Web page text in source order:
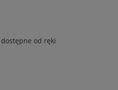
od ręki